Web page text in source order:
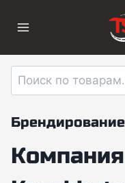
Искать:
Брендирование